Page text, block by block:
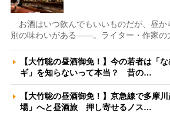
お酒はいつ飲んでもいいものだが、昼か
別の味わいがある――。ライター・作家の
【大竹聡の昼酒御免！】今の若者は「
ギ」を知らないって本当？ 昔の…
【大竹聡の昼酒御免！】京急線で多摩
場」へと昼酒旅 押し寄せるノス…